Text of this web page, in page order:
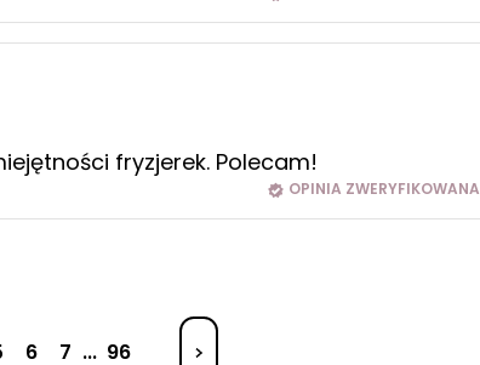
fryzjerek. Polecam!
OPINIA ZWERYFIKOWANA
6 7 ... 96